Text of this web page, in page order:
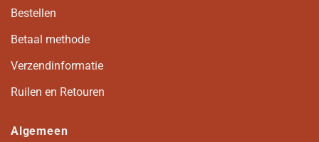
Bestellen
Betaal methode
Verzendinformatie
Ruilen en Retouren
Algemeen